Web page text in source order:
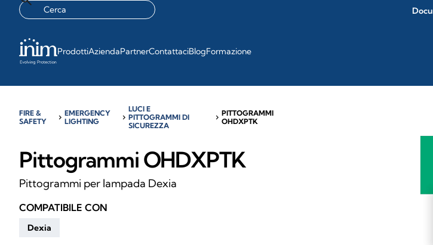
ProdottiAziendaPartnerContattaciBlogFormazione
FIRE &
SAFETY
chevron_right EMERGENCY
LIGHTING
chevron_right
LUCI E
PITTOGRAMMI DI
SICUREZZA
chevron_right PITTOGRAMMI
OHDXPTK
Pittogrammi OHDXPTK
Pittogrammi per lampada Dexia
COMPATIBILE CON
Dexia